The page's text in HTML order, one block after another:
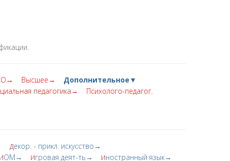
Высшее→
Дополнительное▼
педагогика→
Психолого-педагог.
Декор. - прикл. искусство→
ИОМ→ Игровая деят-ть→ Иностранный язык→